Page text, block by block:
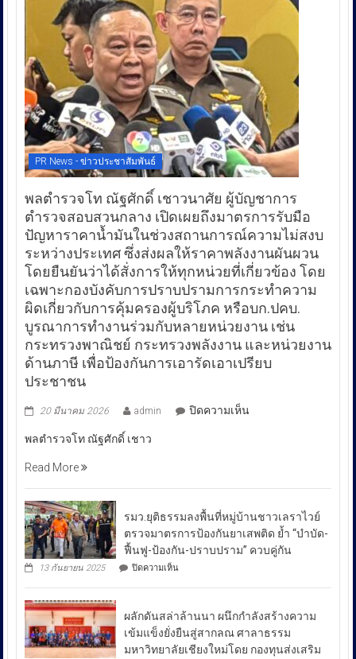
PR News - ข่าวประชาสัมพันธ์
พลตำรวจโท ณัฐศักดิ์ เชาวนาศัย ผู้บัญชาการ
ตำรวจสอบสวนกลาง เปิดเผยถึงมาตรการรับมือ
ปัญหาราคาน้ำมันในช่วงสถานการณ์ความไม่สงบ
ระหว่างประเทศ ซึ่งส่งผลให้ราคาพลังงานผันผวน
โดยยืนยันว่าได้สั่งการให้ทุกหน่วยที่เกี่ยวข้อง โดย
เฉพาะกองบังคับการปราบปรามการกระทำความ
ผิดเกี่ยวกับการคุ้มครองผู้บริโภค หรือบก.ปคบ.
บูรณาการทำงานร่วมกับหลายหน่วยงาน เช่น
กระทรวงพาณิชย์ กระทรวงพลังงาน และหน่วยงาน
ด้านภาษี เพื่อป้องกันการเอารัดเอาเปรียบ
ประชาชน
20 มีนาคม 2026 admin ปิดความเห็นบน
ศักดิ์
วนา
สอบสวน
พลตำรวจโท ณัฐศักดิ์ เชาว
Read More
รมว.ยุติธรรมลงพื้นที่หมู่บ้านชาวเลราไวย์
ตรวจมาตรการป้องกันยาเสพติด ย้ำ “บำบัด-
ฟื้นฟู-ป้องกัน-ปราบปราม” ควบคู่กัน
13 กันยายน 2025 ปิดความเห็นบน
ลงพื้น
หมู่บ้าน
ชาวเล
ไวย์
ผลักดันสล่าล้านนา ผนึกกำลังสร้างความ
เข้มแข็งยั่งยืนสู่สากลณ ศาลาธรรม
มหาวิทยาลัยเชียงใหม่โดย กองทุนส่งเสริม